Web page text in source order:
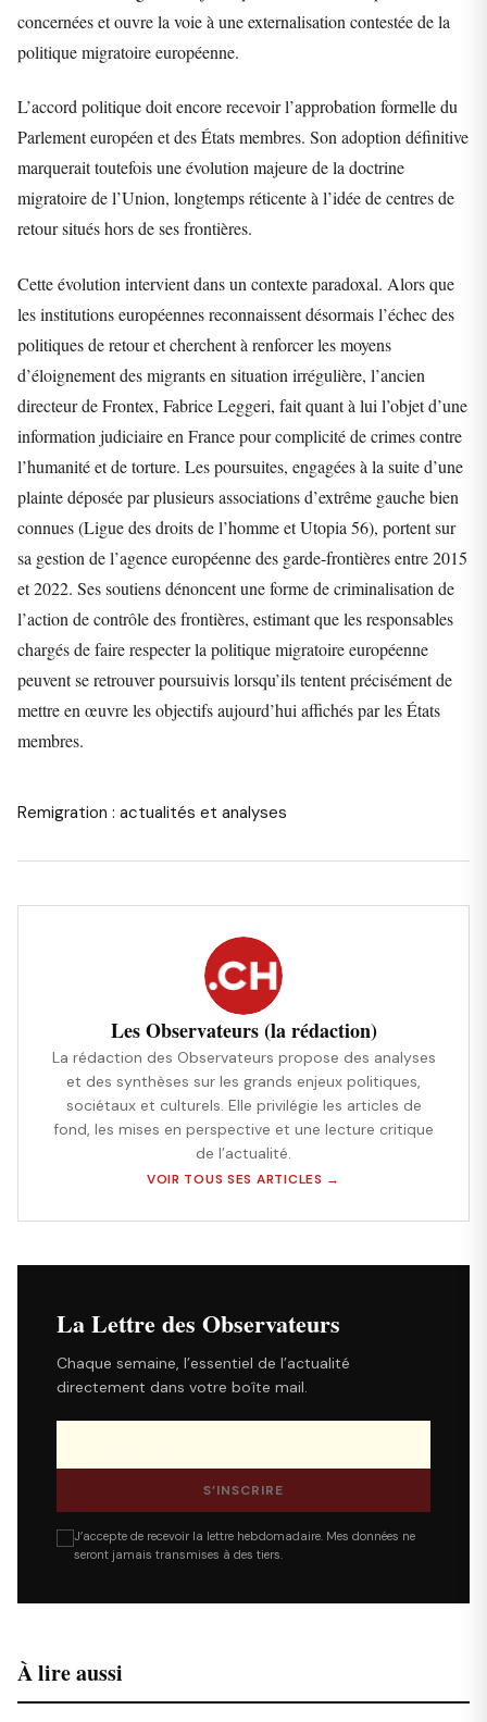
concernées et ouvre la voie à une externalisation contestée de la
politique migratoire européenne.
L’accord politique doit encore recevoir l’approbation formelle du
Parlement européen et des États membres. Son adoption définitive
marquerait toutefois une évolution majeure de la doctrine
migratoire de l’Union, longtemps réticente à l’idée de centres de
retour situés hors de ses frontières.
Cette évolution intervient dans un contexte paradoxal. Alors que
les institutions européennes reconnaissent désormais l’échec des
politiques de retour et cherchent à renforcer les moyens
d’éloignement des migrants en situation irrégulière, l’ancien
directeur de Frontex, Fabrice Leggeri, fait quant à lui l’objet d’une
information judiciaire en France pour complicité de crimes contre
l’humanité et de torture. Les poursuites, engagées à la suite d’une
plainte déposée par plusieurs associations d’extrême gauche bien
connues (Ligue des droits de l’homme et Utopia 56), portent sur
sa gestion de l’agence européenne des garde-frontières entre 2015
et 2022. Ses soutiens dénoncent une forme de criminalisation de
l’action de contrôle des frontières, estimant que les responsables
chargés de faire respecter la politique migratoire européenne
peuvent se retrouver poursuivis lorsqu’ils tentent précisément de
mettre en œuvre les objectifs aujourd’hui affichés par les États
membres.
Remigration : actualités et analyses
Les Observateurs (la rédaction)
La rédaction des Observateurs propose des analyses
et des synthèses sur les grands enjeux politiques,
sociétaux et culturels. Elle privilégie les articles de
fond, les mises en perspective et une lecture critique
de l’actualité.
VOIR TOUS SES ARTICLES →
La Lettre des Observateurs
Chaque semaine, l’essentiel de l’actualité
directement dans votre boîte mail.
S’INSCRIRE
J’accepte de recevoir la lettre hebdomadaire. Mes données ne
seront jamais transmises à des tiers.
À lire aussi